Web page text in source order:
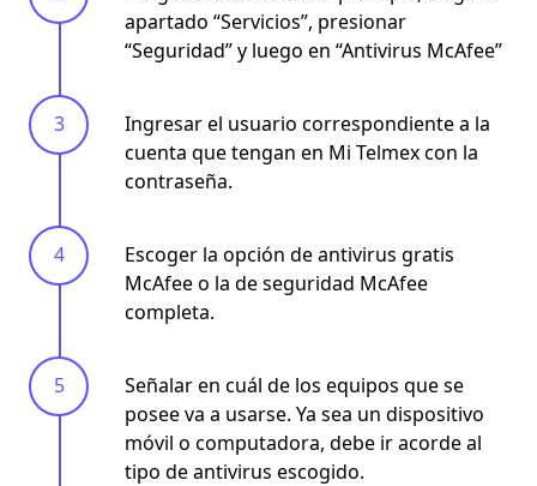
apartado “Servicios”, presionar
“Seguridad” y luego en “Antivirus McAfee”
Ingresar el usuario correspondiente a la
cuenta que tengan en Mi Telmex con la
contraseña.
Escoger la opción de antivirus gratis
McAfee o la de seguridad McAfee
completa.
Señalar en cuál de los equipos que se
posee va a usarse. Ya sea un dispositivo
móvil o computadora, debe ir acorde al
tipo de antivirus escogido.